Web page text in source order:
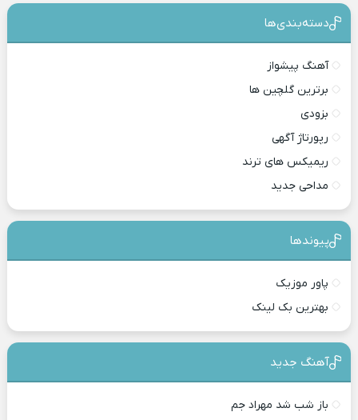
دسته‌بندی‎‌‌ها
آهنگ پیشواز
برترین گلچین ها
بزودی
رپورتاژ آگهی
ریمیکس های ترند
مداحی جدید
پیوندها
پاور موزیک
بهترین بک لینک
آهنگ جدید
باز شب شد مهراد جم